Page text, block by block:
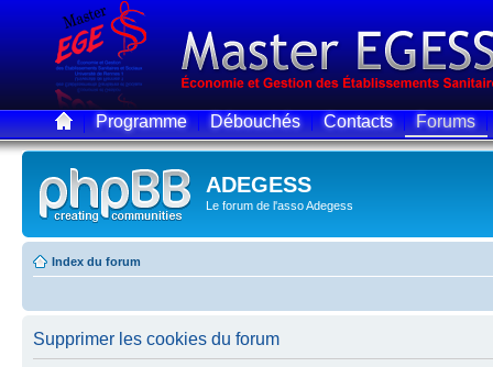
Programme Débouchés Contacts Forums
ADEGESS
Le forum de l'asso Adegess
Index du forum
Supprimer les cookies du forum